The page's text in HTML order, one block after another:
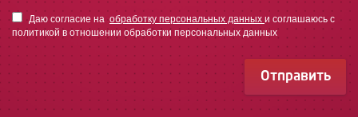
Даю согласие наобработку персональных данных и соглашаюсь с
политикой в отношении обработки персональных данных
Отправить